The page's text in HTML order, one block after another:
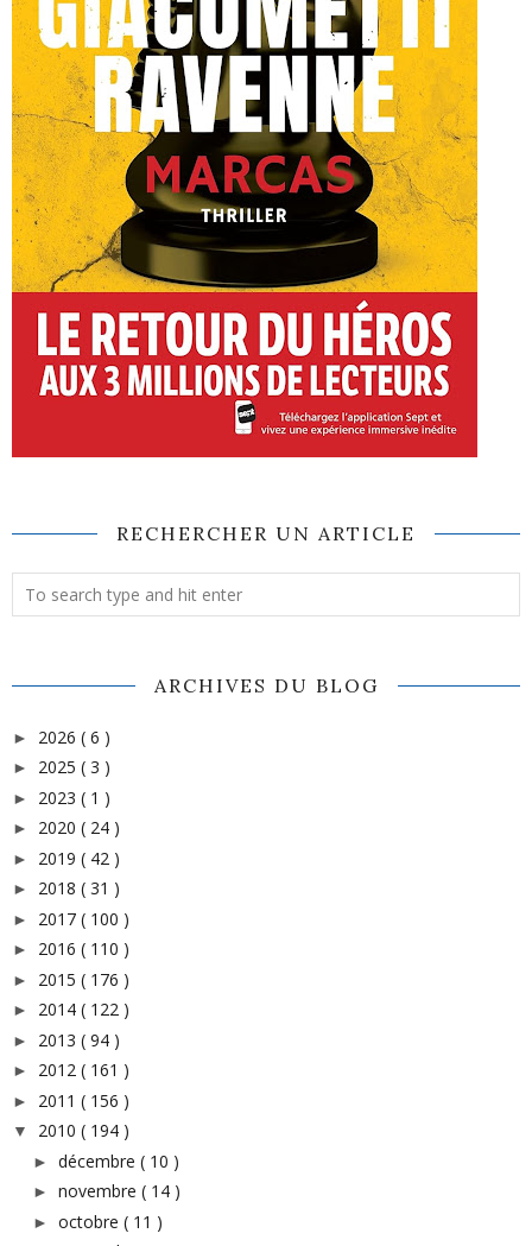
RECHERCHER UN ARTICLE
ARCHIVES DU BLOG
► 2026 ( 6 )
► 2025 ( 3 )
► 2023 ( 1 )
► 2020 ( 24 )
► 2019 ( 42 )
► 2018 ( 31 )
► 2017 ( 100 )
► 2016 ( 110 )
► 2015 ( 176 )
► 2014 ( 122 )
► 2013 ( 94 )
► 2012 ( 161 )
► 2011 ( 156 )
▼ 2010 ( 194 )
► décembre ( 10 )
► novembre ( 14 )
► octobre ( 11 )